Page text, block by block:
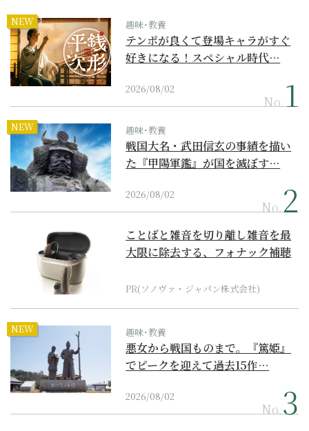
NEW 趣味･教養
テンポが良くて登場キャラがすぐ
好きになる！スペシャル時代…
2026/08/02
No.
NEW 趣味･教養
戦国大名・武田信玄の事績を描い
た『甲陽軍鑑』が国を滅ぼす…
2026/08/02
No.
ことばと雑音を切り離し雑音を最
大限に除去する、フォナック補聴
PR(ソノヴァ・ジャパン株式会社)
NEW 趣味･教養
悪女から戦国ものまで。『篤姫』
でピークを迎えて過去15作…
2026/08/02
No.